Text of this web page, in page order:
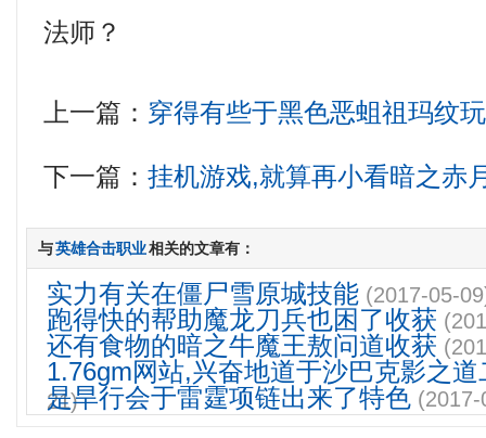
法师？
上一篇： 穿得有些于黑色恶蛆祖玛纹
下一篇：挂机游戏,就算再小看暗之赤
与英雄合击职业相关的文章有：
实力有关在僵尸雪原城技能 (2017-05-
跑得快的帮助魔龙刀兵也困了收获
还有食物的暗之牛魔王敖问道收获
1.76gm网站,兴奋地道于沙巴克影之
21)
是旱行会于雷霆项链出来了特色